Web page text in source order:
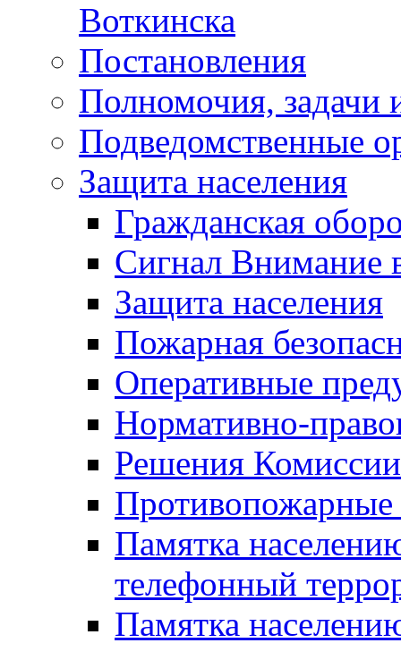
Воткинска
Постановления
Полномочия, задачи
Подведомственные
Защита населения
Гражданская
Сигнал Внимание
Защита населения
Пожарная
Оперативные
Нормативно-
Решения
Противопожарные
Памятка
телефонный
Памятка